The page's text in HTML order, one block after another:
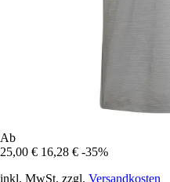
Ab
25,00 € 16,28 € -35%
inkl. MwSt. zzgl. Versandkosten